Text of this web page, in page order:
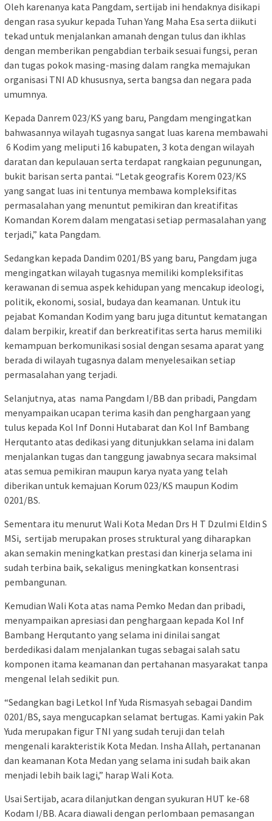
Oleh karenanya kata Pangdam, sertijab ini hendaknya disikapi
dengan rasa syukur kepada Tuhan Yang Maha Esa serta diikuti
tekad untuk menjalankan amanah dengan tulus dan ikhlas
dengan memberikan pengabdian terbaik sesuai fungsi, peran
dan tugas pokok masing-masing dalam rangka memajukan
organisasi TNI AD khususnya, serta bangsa dan negara pada
umumnya.
Kepada Danrem 023/KS yang baru, Pangdam mengingatkan
bahwasannya wilayah tugasnya sangat luas karena membawahi
6 Kodim yang meliputi 16 kabupaten, 3 kota dengan wilayah
daratan dan kepulauan serta terdapat rangkaian pegunungan,
bukit barisan serta pantai. “Letak geografis Korem 023/KS
yang sangat luas ini tentunya membawa kompleksifitas
permasalahan yang menuntut pemikiran dan kreatifitas
Komandan Korem dalam mengatasi setiap permasalahan yang
terjadi,” kata Pangdam.
Sedangkan kepada Dandim 0201/BS yang baru, Pangdam juga
mengingatkan wilayah tugasnya memiliki kompleksifitas
kerawanan di semua aspek kehidupan yang mencakup ideologi,
politik, ekonomi, sosial, budaya dan keamanan. Untuk itu
pejabat Komandan Kodim yang baru juga dituntut kematangan
dalam berpikir, kreatif dan berkreatifitas serta harus memiliki
kemampuan berkomunikasi sosial dengan sesama aparat yang
berada di wilayah tugasnya dalam menyelesaikan setiap
permasalahan yang terjadi.
Selanjutnya, atas nama Pangdam I/BB dan pribadi, Pangdam
menyampaikan ucapan terima kasih dan penghargaan yang
tulus kepada Kol Inf Donni Hutabarat dan Kol Inf Bambang
Herqutanto atas dedikasi yang ditunjukkan selama ini dalam
menjalankan tugas dan tanggung jawabnya secara maksimal
atas semua pemikiran maupun karya nyata yang telah
diberikan untuk kemajuan Korum 023/KS maupun Kodim
0201/BS.
Sementara itu menurut Wali Kota Medan Drs H T Dzulmi Eldin S
MSi, sertijab merupakan proses struktural yang diharapkan
akan semakin meningkatkan prestasi dan kinerja selama ini
sudah terbina baik, sekaligus meningkatkan konsentrasi
pembangunan.
Kemudian Wali Kota atas nama Pemko Medan dan pribadi,
menyampaikan apresiasi dan penghargaan kepada Kol Inf
Bambang Herqutanto yang selama ini dinilai sangat
berdedikasi dalam menjalankan tugas sebagai salah satu
komponen itama keamanan dan pertahanan masyarakat tanpa
mengenal lelah sedikit pun.
“Sedangkan bagi Letkol Inf Yuda Rismasyah sebagai Dandim
0201/BS, saya mengucapkan selamat bertugas. Kami yakin Pak
Yuda merupakan figur TNI yang sudah teruji dan telah
mengenali karakteristik Kota Medan. Insha Allah, pertananan
dan keamanan Kota Medan yang selama ini sudah baik akan
menjadi lebih baik lagi,” harap Wali Kota.
Usai Sertijab, acara dilanjutkan dengan syukuran HUT ke-68
Kodam I/BB. Acara diawali dengan perlombaan pemasangan